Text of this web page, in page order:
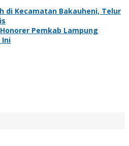
di Kecamatan Bakauheni, Telur
Pemkab Lampung
Ini